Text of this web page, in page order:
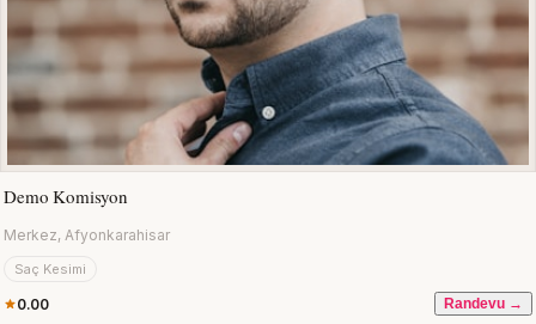
Demo Komisyon
Merkez, Afyonkarahisar
Saç Kesimi
0.00 Randevu →